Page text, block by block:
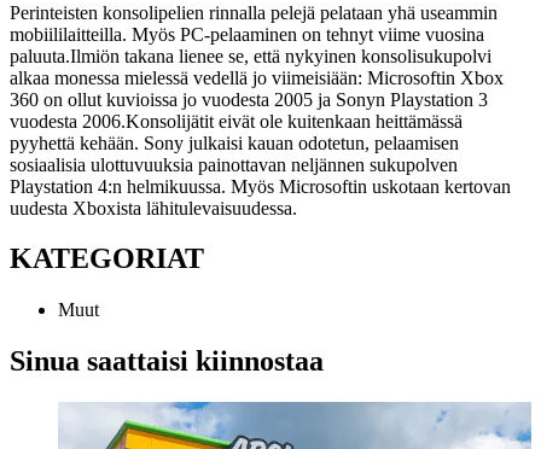
Perinteisten konsolipelien rinnalla pelejä pelataan yhä useammin
mobiililaitteilla. Myös PC-pelaaminen on tehnyt viime vuosina
paluuta.Ilmiön takana lienee se, että nykyinen konsolisukupolvi
alkaa monessa mielessä vedellä jo viimeisiään: Microsoftin Xbox
360 on ollut kuvioissa jo vuodesta 2005 ja Sonyn Playstation 3
vuodesta 2006.Konsolijätit eivät ole kuitenkaan heittämässä
pyyhettä kehään. Sony julkaisi kauan odotetun, pelaamisen
sosiaalisia ulottuvuuksia painottavan neljännen sukupolven
Playstation 4:n helmikuussa. Myös Microsoftin uskotaan kertovan
uudesta Xboxista lähitulevaisuudessa.
KATEGORIAT
Muut
Sinua saattaisi kiinnostaa